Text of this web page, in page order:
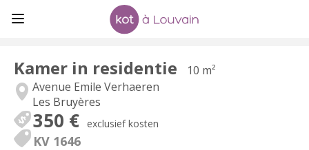
Kamer in residentie
10 m²
Avenue Emile Verhaeren
Les Bruyères
350 € exclusief kosten
KV 1646